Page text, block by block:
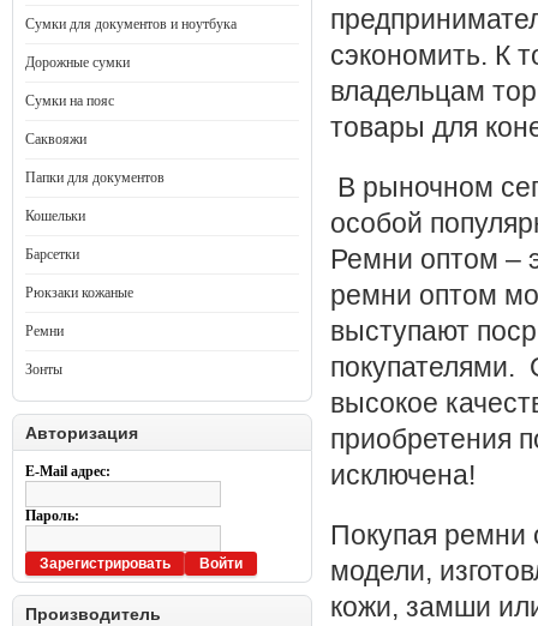
Сумки для документов и ноутбука
Дорожные сумки
Сумки на пояс
Саквояжи
Папки для документов
Кошельки
Барсетки
Рюкзаки кожаные
Ремни
Зонты
Авторизация
E-Mail адрес:
Пароль:
Зарегистрировать Войти
Производитель
сэкономить. К
владельцам
товары для
В рыночном
особой
Ремни оптом –
ремни оптом
выступают
покупателями.
высокое
приобретения
исключена!
Покупая
модели,
кожи, замши